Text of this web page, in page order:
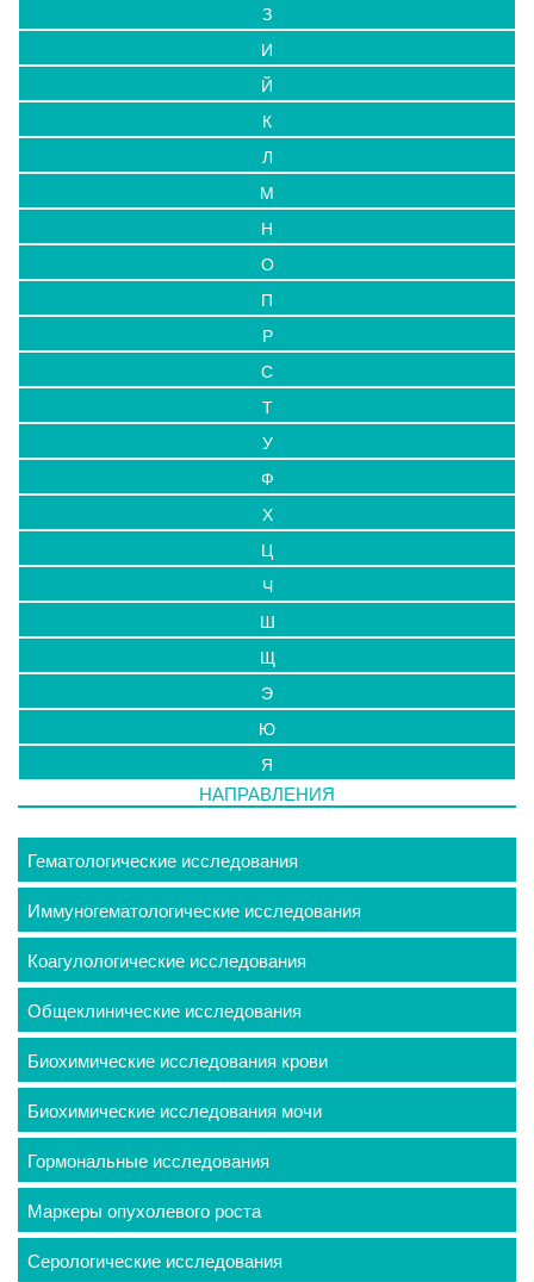
З
И
Й
К
Л
М
Н
О
П
Р
С
Т
У
Ф
Х
Ц
Ч
Ш
Щ
Э
Ю
Я
НАПРАВЛЕНИЯ
Гематологические исследования
Иммуногематологические исследования
Коагулологические исследования
Общеклинические исследования
Биохимические исследования крови
Биохимические исследования мочи
Гормональные исследования
Маркеры опухолевого роста
Серологические исследования